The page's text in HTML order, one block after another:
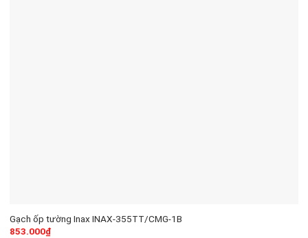
Gạch ốp tường Inax INAX-355TT/CMG-1B
853.000₫